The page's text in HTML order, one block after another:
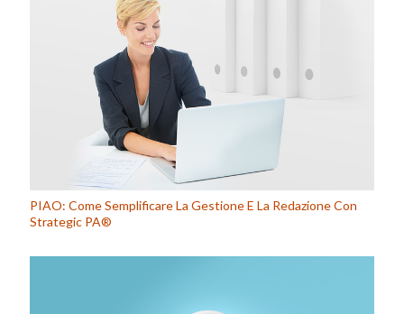
PIAO: Come Semplificare La Gestione E La Redazione Con
Strategic PA®